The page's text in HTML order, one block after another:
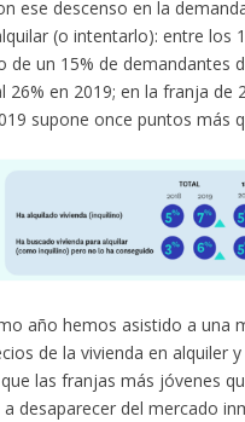
ese descenso en la
(o intentarlo): entre los
de un 15% de demandantes
26% en 2019; en la franja de
supone once puntos más
año hemos asistido a una
de la vivienda en alquiler
las franjas más jóvenes
desaparecer del mercado